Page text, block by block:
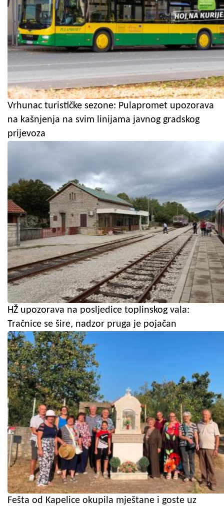
Vrhunac turističke sezone: Pulapromet upozorava
na kašnjenja na svim linijama javnog gradskog
prijevoza
HŽ upozorava na posljedice toplinskog vala:
Tračnice se šire, nadzor pruga je pojačan
Fešta od Kapelice okupila mještane i goste uz